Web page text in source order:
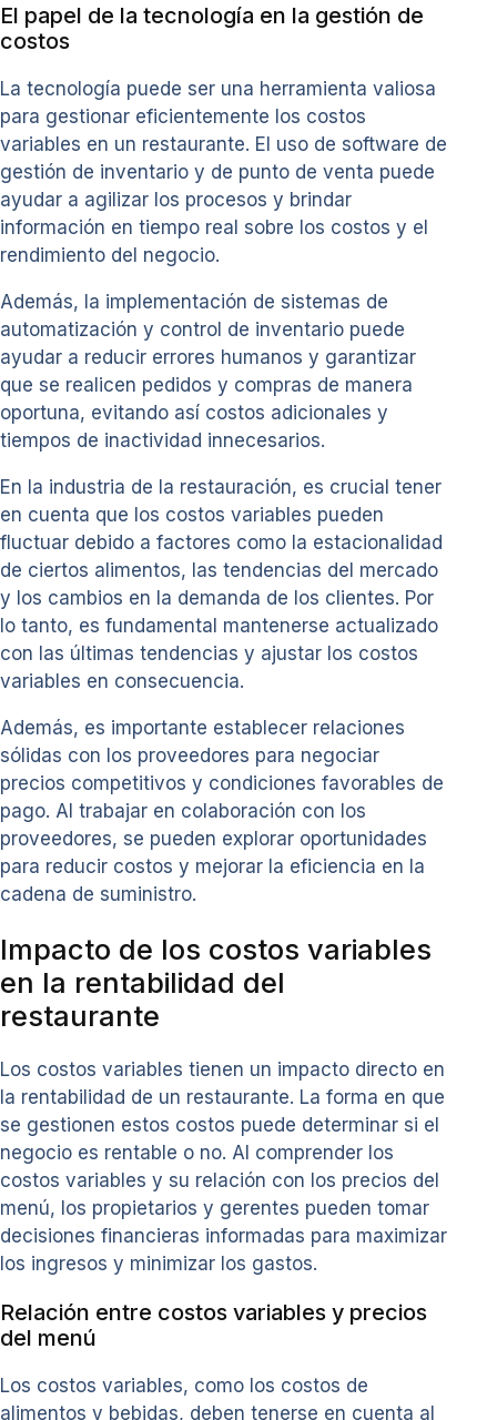
El papel de la tecnología en la gestión de
costos
La tecnología puede ser una herramienta valiosa
para gestionar eficientemente los costos
variables en un restaurante. El uso de software de
gestión de inventario y de punto de venta puede
ayudar a agilizar los procesos y brindar
información en tiempo real sobre los costos y el
rendimiento del negocio.
Además, la implementación de sistemas de
automatización y control de inventario puede
ayudar a reducir errores humanos y garantizar
que se realicen pedidos y compras de manera
oportuna, evitando así costos adicionales y
tiempos de inactividad innecesarios.
En la industria de la restauración, es crucial tener
en cuenta que los costos variables pueden
fluctuar debido a factores como la estacionalidad
de ciertos alimentos, las tendencias del mercado
y los cambios en la demanda de los clientes. Por
lo tanto, es fundamental mantenerse actualizado
con las últimas tendencias y ajustar los costos
variables en consecuencia.
Además, es importante establecer relaciones
sólidas con los proveedores para negociar
precios competitivos y condiciones favorables de
pago. Al trabajar en colaboración con los
proveedores, se pueden explorar oportunidades
para reducir costos y mejorar la eficiencia en la
cadena de suministro.
Impacto de los costos variables
en la rentabilidad del
restaurante
Los costos variables tienen un impacto directo en
la rentabilidad de un restaurante. La forma en que
se gestionen estos costos puede determinar si el
negocio es rentable o no. Al comprender los
costos variables y su relación con los precios del
menú, los propietarios y gerentes pueden tomar
decisiones financieras informadas para maximizar
los ingresos y minimizar los gastos.
Relación entre costos variables y precios
del menú
Los costos variables, como los costos de
alimentos y bebidas, deben tenerse en cuenta al